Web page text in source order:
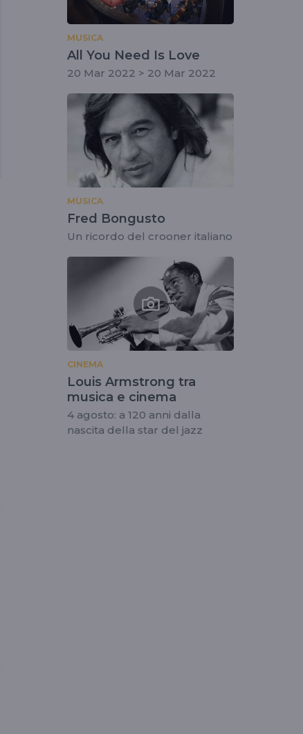
MUSICA
All You Need Is Love
20 Mar 2022 > 20 Mar 2022
MUSICA
Fred Bongusto
Un ricordo del crooner italiano
CINEMA
Louis Armstrong tra
musica e cinema
4 agosto: a 120 anni dalla
nascita della star del jazz